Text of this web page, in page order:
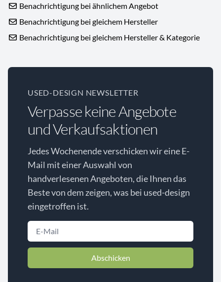
Benachrichtigung bei ähnlichem Angebot
Benachrichtigung bei gleichem Hersteller
Benachrichtigung bei gleichem Hersteller & Kategorie
USED-DESIGN NEWSLETTER
Verpasse keine Angebote
und Verkaufsaktionen
Jedes Wochenende verschicken wir eine E-
Mail mit einer Auswahl von
handverlesenen Angeboten, die Ihnen das
Beste von dem zeigen, was bei used-design
eingetroffen ist.
Abschicken